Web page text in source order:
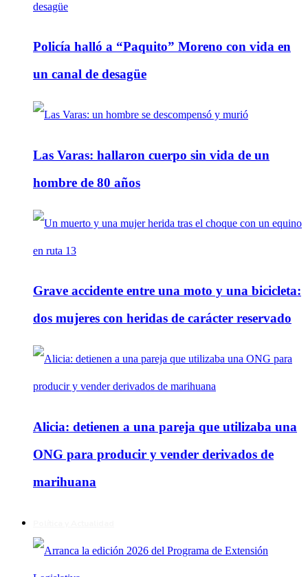
Policía halló a “Paquito” Moreno con vida en
un canal de desagüe
Las Varas: hallaron cuerpo sin vida de un
hombre de 80 años
Grave accidente entre una moto y una bicicleta:
dos mujeres con heridas de carácter reservado
Alicia: detienen a una pareja que utilizaba una
ONG para producir y vender derivados de
marihuana